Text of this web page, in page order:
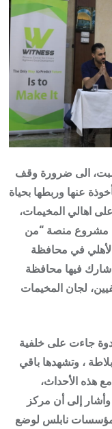
الى ضرورة وقف
عنها وربطها بحياة
اهالي المخيمات،
مشروع منصة “من
في محافظة
فيها محافظة
لجان المخيمات
جاءت على خلفية
، وتشهدها باقي
هذه الأحداث،
إلى أن مركز
نابلس لوضع